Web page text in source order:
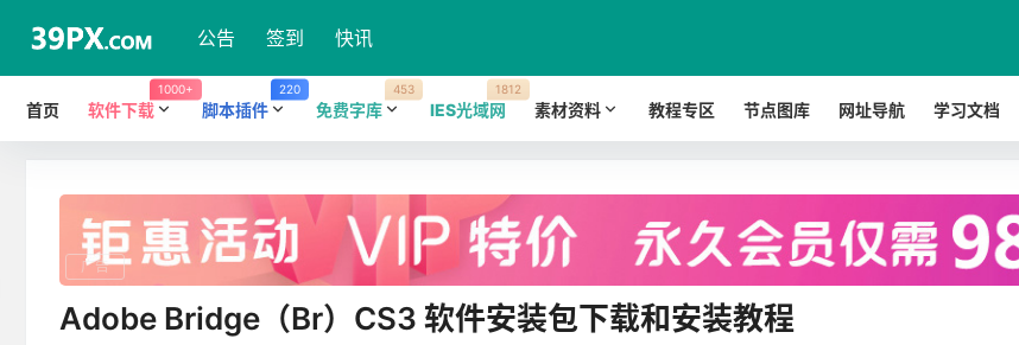
公告 签到 快讯
首页 软件下载
1000+
脚本插件
220
免费字库
453
IES光域网
1812
素材资料 教程专区 节点图库 网址导航 学习文档
广告
Adobe Bridge（Br）CS3 软件安装包下载和安装教程